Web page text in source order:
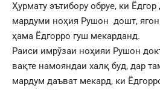
Ҳурмату эътибору обруе, ки
мардуми ноҳия Рушон дошт,
ҳама Ёдгорро гуш мекарданд.
Раиси имрӯзаи ноҳияи Рушон
вақте намояндаи халқ буд, дар
мардум даъват мекард, ки